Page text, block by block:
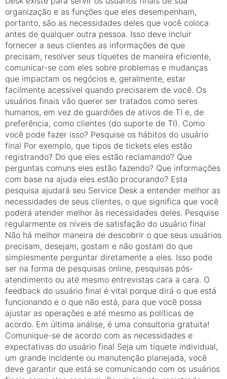
organização e as funções que eles desempenham,
portanto, são as necessidades deles que você coloca
antes de qualquer outra pessoa. Isso deve incluir
fornecer a seus clientes as informações de que
precisam, resolver seus tíquetes de maneira eficiente,
comunicar-se com eles sobre problemas e mudanças
que impactam os negócios e, geralmente, estar
facilmente acessível quando precisarem de você. Os
usuários finais vão querer ser tratados como seres
humanos, em vez de guardiões de ativos de TI e, de
preferência, como clientes (do suporte de TI). Como
você pode fazer isso? Pesquise os hábitos do usuário
final Por exemplo, que tipos de tickets eles estão
registrando? Do que eles estão reclamando? Que
perguntas comuns eles estão fazendo? Que informações
com base na ajuda eles estão procurando? Esta
pesquisa ajudará seu Service Desk a entender melhor as
necessidades de seus clientes, o que significa que você
poderá atender melhor às necessidades deles. Pesquise
regularmente os níveis de satisfação do usuário final
Não há melhor maneira de descobrir o que seus usuários
precisam, desejam, gostam e não gostam do que
simplesmente perguntar diretamente a eles. Isso pode
ser na forma de pesquisas online, pesquisas pós-
atendimento ou até mesmo entrevistas cara a cara. O
feedback do usuário final é vital porque dirá o que está
funcionando e o que não está, para que você possa
ajustar as operações e até mesmo as políticas de
acordo. Em última análise, é uma consultoria gratuita!
Comunique-se de acordo com as necessidades e
expectativas do usuário final Seja um tíquete individual,
um grande incidente ou manutenção planejada, você
deve garantir que está se comunicando com os usuários